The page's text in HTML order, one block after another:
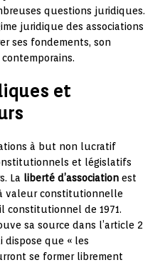
questions juridiques.
juridique des associations
ses fondements, son
et
à but non lucratif
et législatifs
La liberté d’association est
valeur constitutionnelle
constitutionnel de 1971.
sa source dans l’article 2
dispose que « les
se former librement